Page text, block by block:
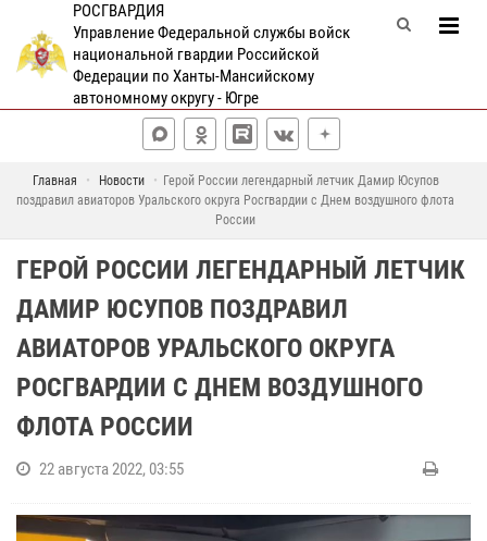
РОСГВАРДИЯ
Управление Федеральной службы войск
национальной гвардии Российской
Федерации по Ханты-Мансийскому
автономному округу - Югре
Главная Новости
Герой России легендарный летчик Дамир Юсупов
поздравил авиаторов Уральского округа Росгвардии с Днем воздушного флота
России
ГЕРОЙ РОССИИ ЛЕГЕНДАРНЫЙ ЛЕТЧИК
ДАМИР ЮСУПОВ ПОЗДРАВИЛ
АВИАТОРОВ УРАЛЬСКОГО ОКРУГА
РОСГВАРДИИ С ДНЕМ ВОЗДУШНОГО
ФЛОТА РОССИИ
22 августа 2022, 03:55